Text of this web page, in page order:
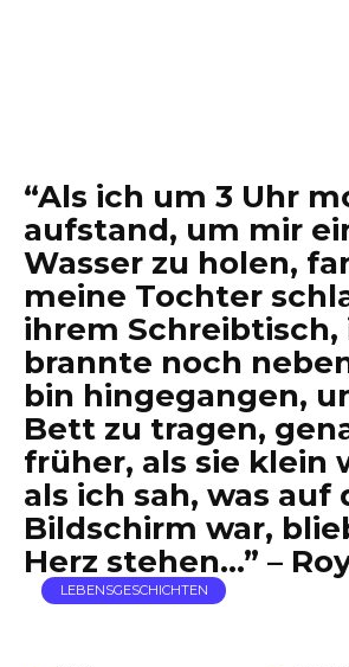
“Als ich um 3 Uhr
aufstand, um mir
Wasser zu holen,
meine Tochter
ihrem Schreibtisch,
brannte noch
bin hingegangen,
Bett zu tragen,
früher, als sie klein
als ich sah, was auf
Bildschirm war,
Herz stehen…” –
LEBENSGESCHICHTEN